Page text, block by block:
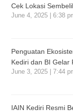
Cek Lokasi
June 4, 2025 | 6:38
Penguatan
Kediri dan BI Gelar
June 3, 2025 | 7:44
IAIN Kediri Resmi